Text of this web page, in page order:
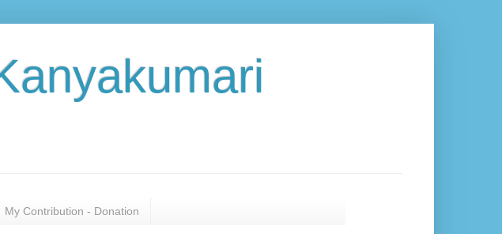
My Contribution - Donation